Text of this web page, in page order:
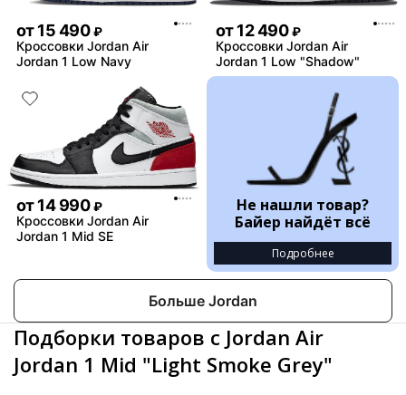
от15 490 ₽
Кроссовки Jordan Air
Jordan 1 Low Navy
от12 490 ₽
Кроссовки Jordan Air
Jordan 1 Low "Shadow"
от14 990 ₽
Кроссовки Jordan Air
Jordan 1 Mid SE
Не нашли товар?
Байер найдёт всё
Подробнее
Больше Jordan
Подборки товаров с Jordan Air
Jordan 1 Mid "Light Smoke Grey"